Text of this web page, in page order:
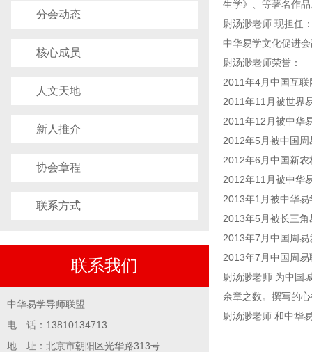
分会动态
核心成员
人文天地
新人推介
协会章程
联系方式
联系我们
中华易学导师联盟
电 话：13810134713
地 址：北京市朝阳区光华路313号
生学》、等著名作
尉汤渺老师 现担任
中华易学文化促进
尉汤渺老师荣誉：
2011年4月中国互
2011年11月被世界
2011年12月被中华
2012年5月被中国
2012年6月中国新
2012年11月被中华
2013年1月被中华易
2013年5月被长三角
2013年7月中国周
2013年7月中国周易
尉汤渺老师 为中国
余章之数。撰写的
尉汤渺老师 和中华